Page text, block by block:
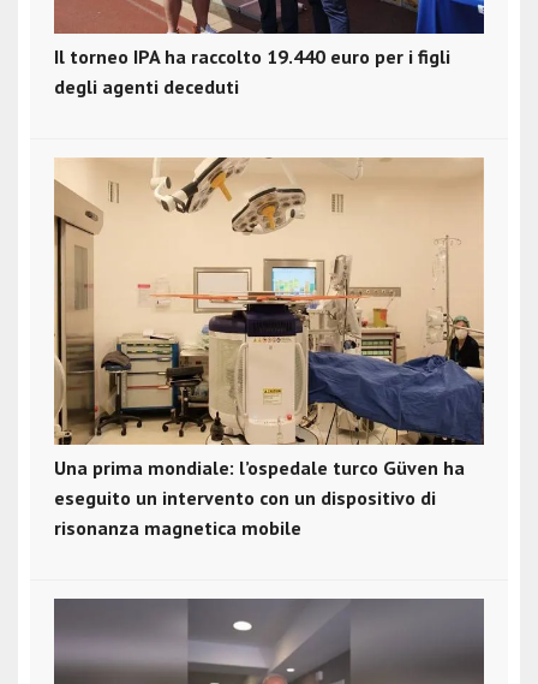
Il torneo IPA ha raccolto 19.440 euro per i figli
degli agenti deceduti
Una prima mondiale: l’ospedale turco Güven ha
eseguito un intervento con un dispositivo di
risonanza magnetica mobile